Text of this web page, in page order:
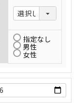
指定なし
男性
女性